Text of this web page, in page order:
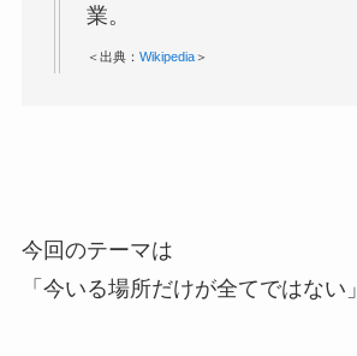
業。
＜出典： Wikipedia＞
今回のテーマは
「今いる場所だけが全てではない」